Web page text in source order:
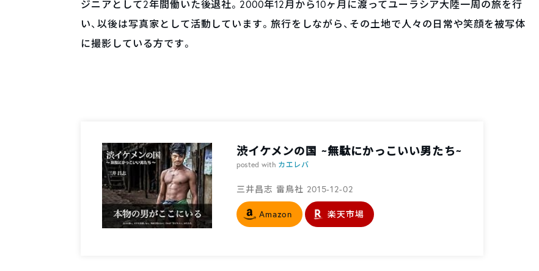
ジニアとして2年間働いた後退社。2000年12月から10ヶ月に渡ってユーラシア大陸一周の旅を行
い、以後は写真家として活動しています。旅行をしながら、その土地で人々の日常や笑顔を被写体
に撮影している方です。
渋イケメンの国 ~無駄にかっこいい男たち~
posted with カエレバ
三井昌志 雷鳥社 2015-12-02
Amazon 楽天市場